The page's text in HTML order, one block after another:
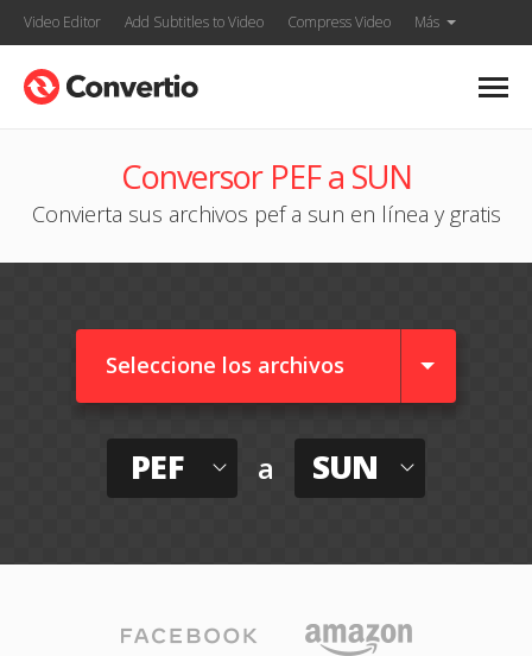
Video Editor Add Subtitles to Video Compress Video Más
Conversor PEF a SUN
Convierta sus archivos pef a sun en línea y gratis
Seleccione los archivos
PEF a SUN